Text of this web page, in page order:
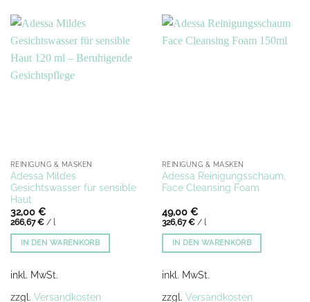
REINIGUNG & MASKEN
Adessa Mildes
Gesichtswasser für sensible
Haut
32,00 €
266,67€/ l
IN DEN WARENKORB
inkl. MwSt.
zzgl. Versandkosten
REINIGUNG & MASKEN
Adessa Reinigungsschaum,
Face Cleansing Foam
49,00 €
326,67€/ l
IN DEN WARENKORB
inkl. MwSt.
zzgl. Versandkosten